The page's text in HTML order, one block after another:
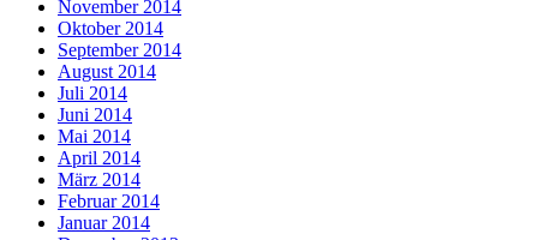
November 2014
Oktober 2014
September 2014
August 2014
Juli 2014
Juni 2014
Mai 2014
April 2014
März 2014
Februar 2014
Januar 2014